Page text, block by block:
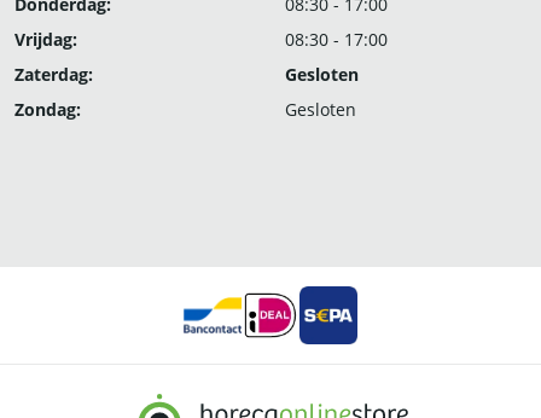
Vrijdag:
08:30 - 17:00
Zaterdag:
Gesloten
Zondag:
Gesloten